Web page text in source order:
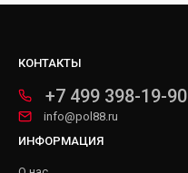
КОНТАКТЫ
+7 499 398-19-90
info@pol88.ru
ИНФОРМАЦИЯ